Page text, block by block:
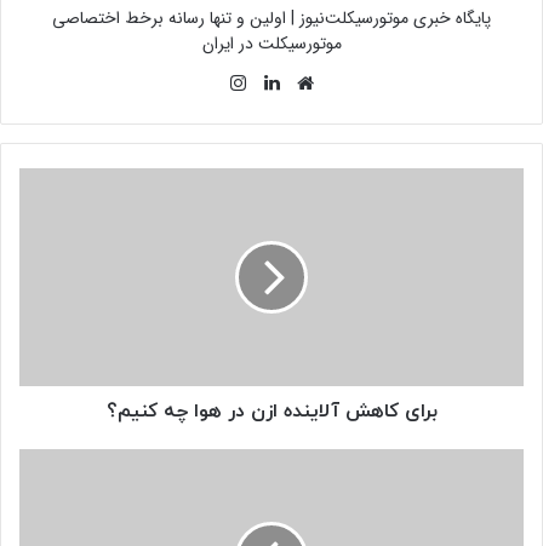
پایگاه خبری موتورسیکلت‌نیوز | اولین و تنها رسانه برخط اختصاصی
موتورسیکلت در ایران
وبسایتلینکدین
برای کاهش آلاینده ازن در هوا چه کنیم؟